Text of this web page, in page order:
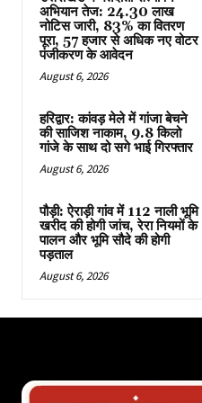
अभियान तेज: 24.30 लाख
नोटिस जारी, 83% का वितरण
पूरा, 57 हजार से अधिक नए वोटर
पंजीकरण के आवेदन
August 6, 2026
हरिद्वार: कांवड़ मेले में गांजा बेचने
की साजिश नाकाम, 9.8 किलो
गांजे के साथ दो सगे भाई गिरफ्तार
August 6, 2026
पौड़ी: ऐराड़ी गांव में 112 नाली भूमि
खरीद की होगी जांच, रेरा नियमों के
पालन और भूमि सौदे की होगी
पड़ताल
August 6, 2026